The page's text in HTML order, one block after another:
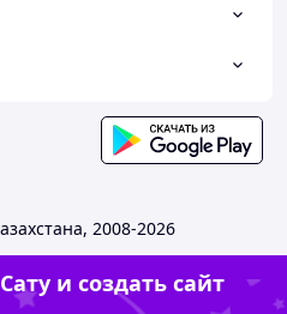
2008-2026
и создать сайт